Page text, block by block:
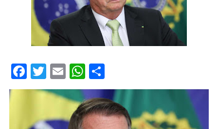
Facebook
Twitter
EmailWhatsApp
Share